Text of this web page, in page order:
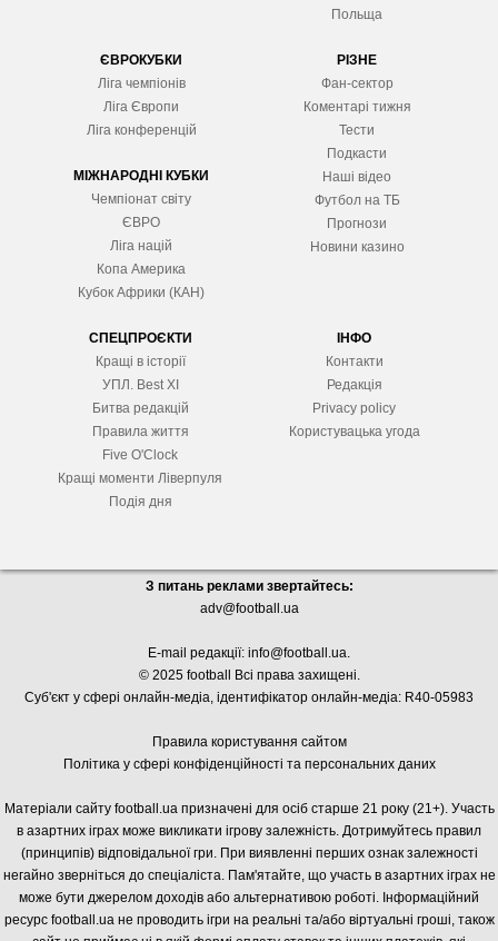
Польща
ЄВРОКУБКИ
Ліга чемпіонів
Ліга Європи
Ліга конференцій
МІЖНАРОДНІ КУБКИ
Чемпіонат світу
ЄВРО
Ліга націй
Копа Америка
Кубок Африки (КАН)
РІЗНЕ
Фан-сектор
Коментарі тижня
Тести
Подкасти
Наші відео
Футбол на ТБ
Прогнози
Новини казино
СПЕЦПРОЄКТИ
Кращі в історії
УПЛ. Best XІ
Битва редакцій
Правила життя
Five O'Clock
Кращі моменти Ліверпуля
Подія дня
ІНФО
Контакти
Редакція
Privacy policy
Користувацька угода
З питань реклами звертайтесь:
adv@football.ua
E-mail редакції: info@football.ua.
© 2025 football Всі права захищені.
Суб'єкт у сфері онлайн-медіа, ідентифікатор онлайн-медіа: R40-05983
Правила користування сайтом
Політика у сфері конфіденційності та персональних даних
Матеріали сайту football.ua призначені для осіб старше 21 року (21+). Участь
в азартних іграх може викликати ігрову залежність. Дотримуйтесь правил
(принципів) відповідальної гри. При виявленні перших ознак залежності
негайно зверніться до спеціаліста. Пам'ятайте, що участь в азартних іграх не
може бути джерелом доходів або альтернативою роботі. Інформаційний
ресурс football.ua не проводить ігри на реальні та/або віртуальні гроші, також